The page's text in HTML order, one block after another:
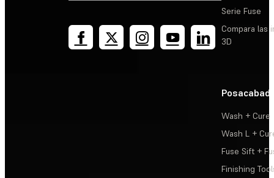
Serie Fuse
Compara las
3D
Wash + Cure
Wash L +
Fuse Sift +
Finishing